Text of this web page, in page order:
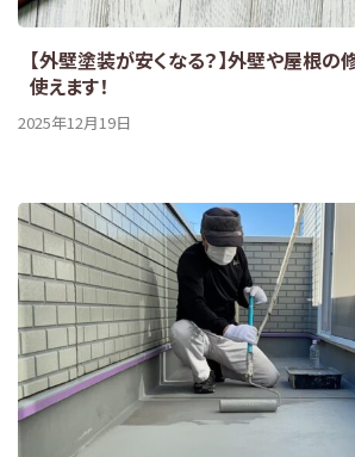
【外壁塗装が安くなる？】外壁や屋根
使えます！
2025年12月19日